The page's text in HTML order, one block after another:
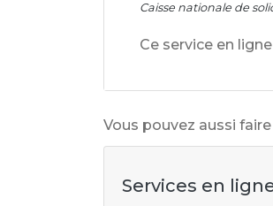
Caisse nationale de
Ce service en
Vous pouvez aussi
Services en